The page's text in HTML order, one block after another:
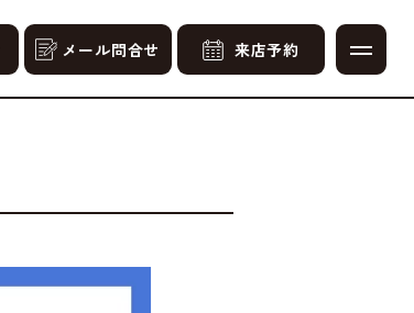
メール問合せ 来店予約